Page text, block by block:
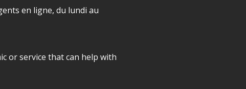
en ligne, du lundi au
or service that can help with